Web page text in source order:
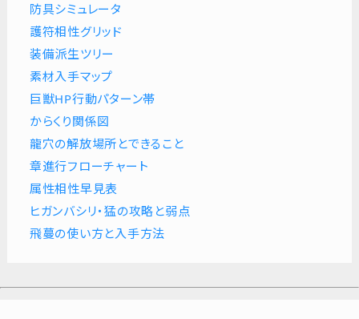
防具シミュレータ
護符相性グリッド
装備派生ツリー
素材入手マップ
巨獣HP行動パターン帯
からくり関係図
龍穴の解放場所とできること
章進行フローチャート
属性相性早見表
ヒガンバシリ・猛の攻略と弱点
飛蔓の使い方と入手方法